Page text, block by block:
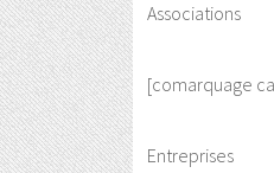
Associations
[comarquage
Entreprises